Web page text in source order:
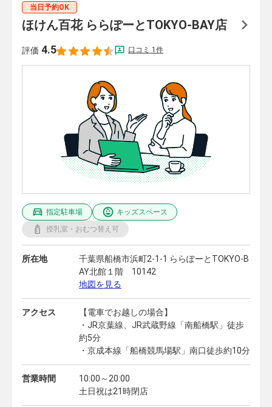
当日予約OK
ほけん百花 ららぽーとTOKYO-BAY店
評価 4.5 口コミ 1件
指定駐車場
キッズスペース
授乳室・おむつ替え可
所在地
千葉県船橋市浜町2-1-1 ららぽーとTOKYO-B
AY北館１階 10142
地図を見る
アクセス
【電車でお越しの場合】
・JR京葉線、JR武蔵野線「南船橋駅」徒歩
約5分
・京成本線「船橋競馬場駅」南口徒歩約10分
営業時間
10:00～20:00
土日祝は21時閉店